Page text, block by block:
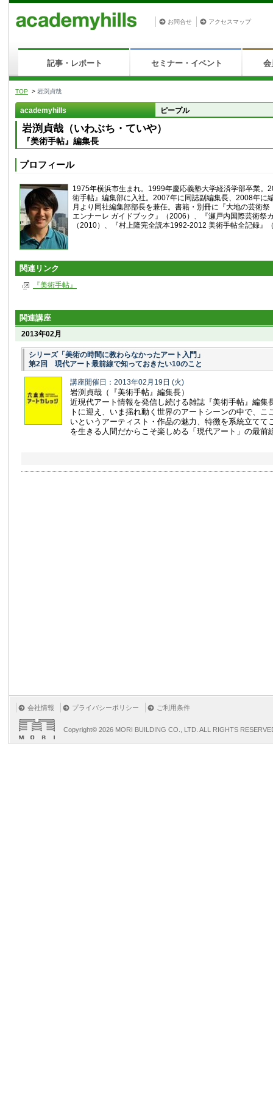
お問合せ アクセスマップ
記事・レポート セミナー・イベント 会
TOP > 岩渕貞哉
academyhills ピープル
岩渕貞哉（いわぶち・ていや）
『美術手帖』編集長
プロフィール
1975年横浜市生まれ。1999年慶応義塾大学経済学部卒業。
術手帖』編集部に入社。2007年に同誌副編集長、2008年に
月より同社編集部部長を兼任。書籍・別冊に『大地の芸術
エンナーレ ガイドブック』（2006）、『瀬戸内国際芸術祭
（2010）、『村上隆完全読本1992-2012 美術手帖全記録』
関連リンク
『美術手帖』
関連講座
2013年02月
シリーズ「美術の時間に教わらなかったアート入門」
第2回 現代アート最前線で知っておきたい10のこと
講座開催日：2013年02月19日 (火)
岩渕貞哉（『美術手帖』編集長）
近現代アート情報を発信し続ける雑誌『美術手帖』編集
トに迎え、いま揺れ動く世界のアートシーンの中で、こ
いというアーティスト・作品の魅力、特徴を系統立てて
を生きる人間だからこそ楽しめる「現代アート」の最前
会社情報 プライバシーポリシー ご利用条件
Copyright© 2026 MORI BUILDING CO., LTD. ALL RIGHTS